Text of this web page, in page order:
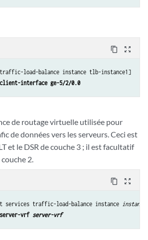
content_copy zoom_out_map
load-balance instance tlb-instance1]
interface ge-5/2/0.0
de routage virtuelle utilisée pour
de données vers les serveurs. Ceci est
et le DSR de couche 3 ; il est facultatif
2.
content_copy zoom_out_map
services traffic-load-balance instance instance-
vrf server-vrf